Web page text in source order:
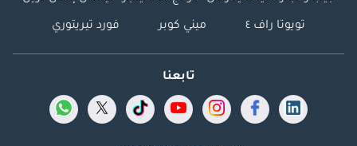
تويوتا راف ٤ ميني كوبر فورد تيريتوري
تابعنا